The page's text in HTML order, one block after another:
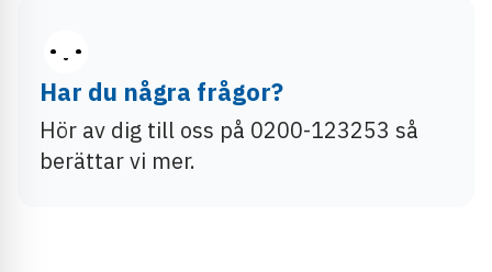
Har du några frågor?
Hör av dig till oss på 0200-123253 så
berättar vi mer.